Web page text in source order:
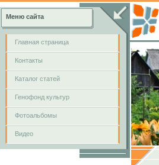
Меню сайта
Главная страница
Контакты
Каталог статей
Генофонд культур
Фотоальбомы
Видео